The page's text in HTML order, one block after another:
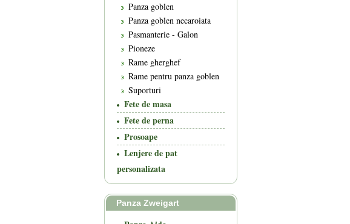
Panza goblen
Panza goblen necaroiata
Pasmanterie - Galon
Pioneze
Rame gherghef
Rame pentru panza goblen
Suporturi
Fete de masa
Fete de perna
Prosoape
Lenjere de pat
personalizata
Panza Zweigart